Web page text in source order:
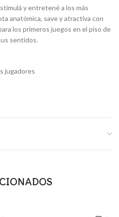
y entretené a los más
anatómica, save y atractiva con
los primeros juegos en el piso de
sentidos.
jugadores